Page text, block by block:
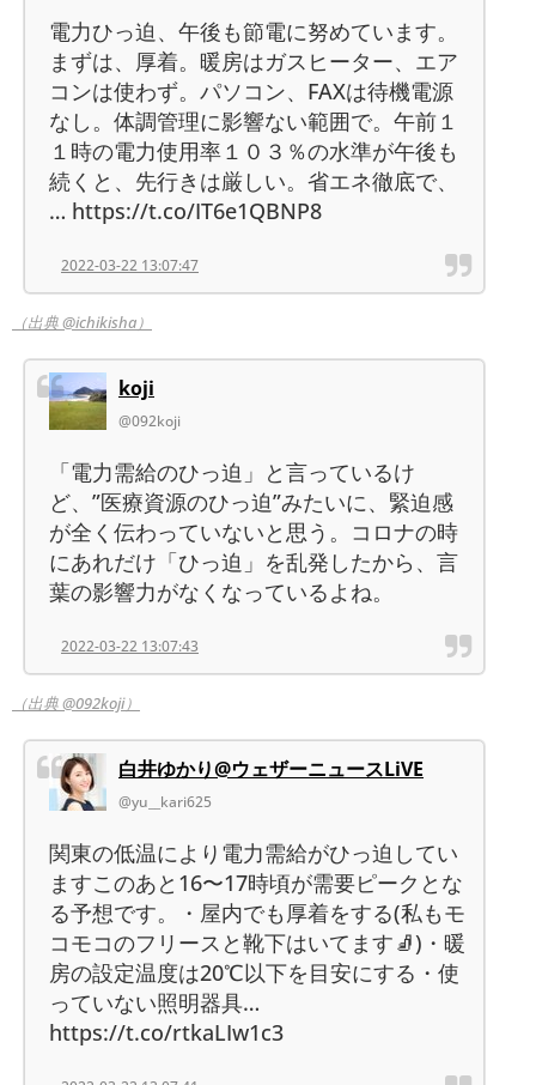
電力ひっ迫、午後も節電に努めています。
まずは、厚着。暖房はガスヒーター、エア
コンは使わず。パソコン、FAXは待機電源
なし。体調管理に影響ない範囲で。午前１
１時の電力使用率１０３％の水準が午後も
続くと、先行きは厳しい。省エネ徹底で、
… https://t.co/IT6e1QBNP8
2022-03-22 13:07:47
（出典 @ichikisha）
koji
@092koji
「電力需給のひっ迫」と言っているけ
ど、”医療資源のひっ迫”みたいに、緊迫感
が全く伝わっていないと思う。コロナの時
にあれだけ「ひっ迫」を乱発したから、言
葉の影響力がなくなっているよね。
2022-03-22 13:07:43
（出典 @092koji）
白井ゆかり@ウェザーニュースLiVE
@yu__kari625
関東の低温により電力需給がひっ迫してい
ますこのあと16〜17時頃が需要ピークとな
る予想です。・屋内でも厚着をする(私もモ
コモコのフリースと靴下はいてます🧦)・暖
房の設定温度は20℃以下を目安にする・使
っていない照明器具…
https://t.co/rtkaLIw1c3